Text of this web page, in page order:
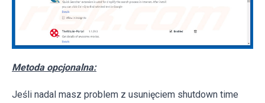
Metoda opcjonalna:
Jeśli nadal masz problem z usunięciem shutdown time